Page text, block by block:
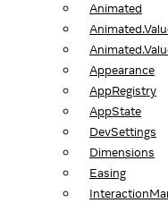
Animated
Appearance
AppRegistry
AppState
DevSettings
Dimensions
Easing